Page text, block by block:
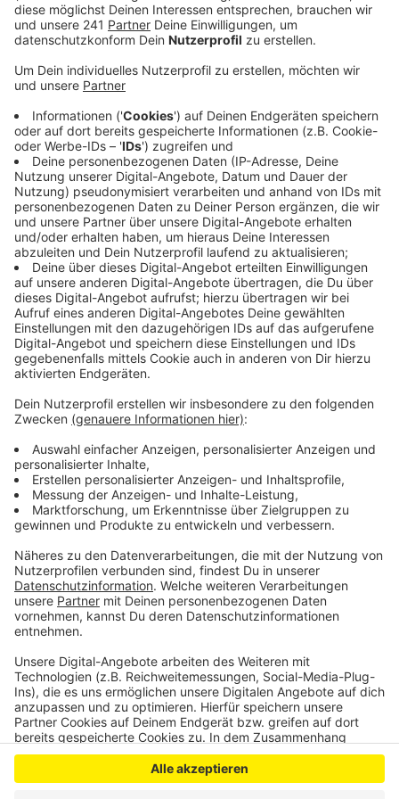
Anzeige
Veröffentlicht:Mittwoch, 28.06.2023 14:54
Anzeige
Mit dem Kita-Qualitätsgesetz wollen Bund und Länder
Abhilfe schaffen. Aus Sicht der Kita-Fachverbände
reicht das aber nicht, sagt auch der NRW Verband mit
Sitz in Wiehl.
In einem gemeinsamen Positionspapier stellen die
insgesamt 12 Verbände den Sinn des Gesetzes nicht
in Frage. Denn: unter den aktuellen Bedingungen sei es
nicht möglich Kinder bedürfnisorientiert zu betreuen,
zu bilden oder zu fördern. Genau das müsse aber der
Grundstein sein, so die Kritik. Auch die vier Milliarden
Euro an Geldern, die das Gesetz vorsieht, bringen nur
wenig, wenn es keine einheitlichen Standards gibt, so
die Verbände.
Fachkraft kommen – denn für eine qualitativ
hochwertige Förderung brauche es Zeit und genügend
Personal.
Anzeige